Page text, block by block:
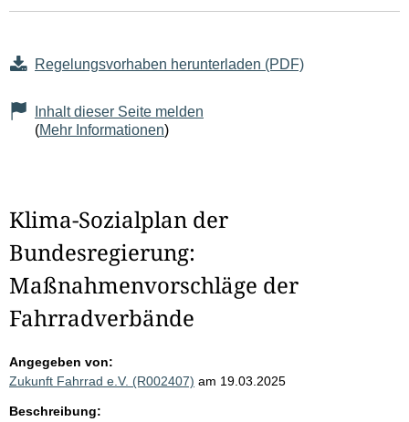
Regelungsvorhaben herunterladen (PDF)
Inhalt dieser Seite melden
(Mehr Informationen)
Klima-Sozialplan der
Bundesregierung:
Maßnahmenvorschläge der
Fahrradverbände
Angegeben von:
Zukunft Fahrrad e.V. (R002407) am 19.03.2025
Beschreibung: